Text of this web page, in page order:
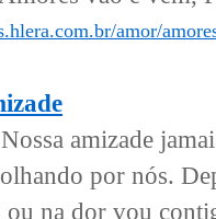
amor/
amizade
por nós.
ou na dor vou